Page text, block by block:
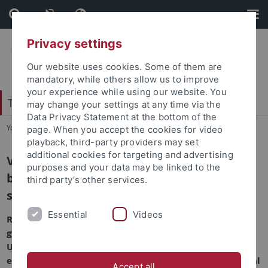
Skip
to
content
Skip
to
footer
Tübingen School of Education (TüSE)
You are here: Startseite ... Veranstaltungen
Veranstaltungen zum gymnasialen und
beruflichen Lehramtsstudium und zu
schulbezogenen Themen
Rund um Lehramt und Schule generell sowie zum
gymnasialen und beruflichen Lehramtsstudium an der
Universität Tübingen im Speziellen finden regelmäßig
eine Vielzahl von Veranstaltungen statt, die sich sowohl
Privacy settings
Our website uses cookies. Some of them are
mandatory, while others allow us to improve
your experience while using our website. You
may change your settings at any time via the
Data Privacy Statement at the bottom of the
page. When you accept the cookies for video
playback, third-party providers may set
additional cookies for targeting and advertising
purposes and your data may be linked to the
third party’s other services.
Essential Videos